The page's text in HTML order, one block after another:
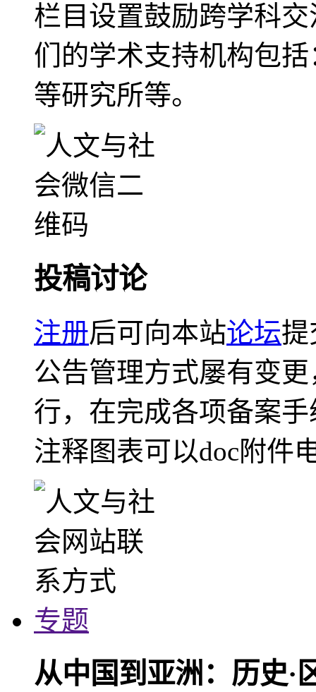
栏目设置鼓励跨学科
们的学术支持机构包
等研究所等。
投稿讨论
注册后可向本站论坛提
公告管理方式屡有变
行，在完成各项备案
注释图表可以doc附件
专题
从中国到亚洲：历史·